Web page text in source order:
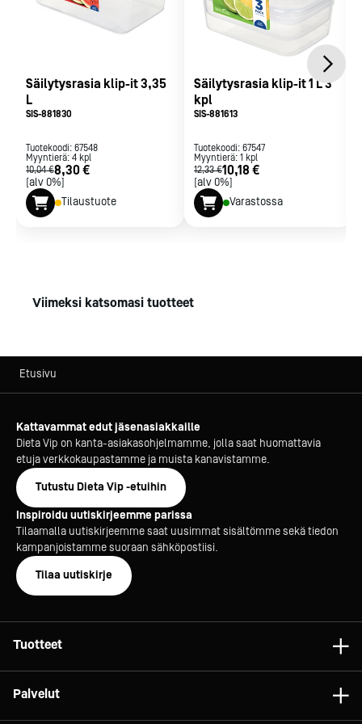
Säilytysrasia klip-it 3,35
L
SIS-881830
Tuotekoodi: 67548
Myyntierä: 4 kpl
10,04 €8,30 €
[alv 0%]
Tilaustuote
Säilytysrasia klip-it 1 L 3
kpl
SIS-881613
Tuotekoodi: 67547
Myyntierä: 1 kpl
12,33 €10,18 €
[alv 0%]
Varastossa
Viimeksi katsomasi tuotteet
Etusivu
Kattavammat edut jäsenasiakkaille
Dieta Vip on kanta-asiakasohjelmamme, jolla saat huomattavia
etuja verkkokaupastamme ja muista kanavistamme.
Tutustu Dieta Vip -etuihin
Inspiroidu uutiskirjeemme parissa
Tilaamalla uutiskirjeemme saat uusimmat sisältömme sekä tiedon
kampanjoistamme suoraan sähköpostiisi.
Tilaa uutiskirje
Tuotteet
Palvelut